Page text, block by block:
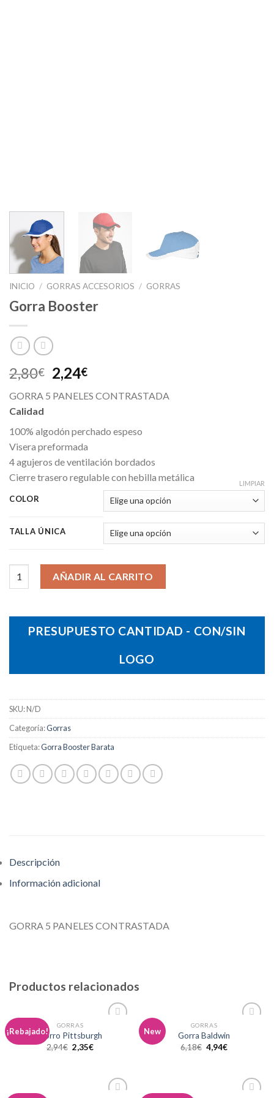
INICIO / GORRAS ACCESORIOS / GORRAS
Gorra Booster
2,80€ 2,24€
GORRA 5 PANELES CONTRASTADA
Calidad
100% algodón perchado espeso
Visera preformada
4 agujeros de ventilación bordados
Cierre trasero regulable con hebilla metálica
COLOR
TALLA ÚNICA
LIMPIAR
Gorra Booster cantidad
AÑADIR AL CARRITO
PRESUPUESTO CANTIDAD - CON/SIN
LOGO
SKU:N/D
Categoría:Gorras
Etiqueta:Gorra Booster Barata
Descripción
Información adicional
GORRA 5 PANELES CONTRASTADA
Productos relacionados
¡Rebajado!
GORRAS
Gorro Pittsburgh
2,94€ 2,35€
New
GORRAS
Gorra Baldwin
6,18€ 4,94€